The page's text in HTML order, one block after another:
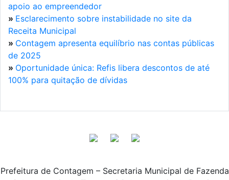
apoio ao empreendedor
» Esclarecimento sobre instabilidade no site da
Receita Municipal
» Contagem apresenta equilíbrio nas contas públicas
de 2025
» Oportunidade única: Refis libera descontos de até
100% para quitação de dívidas
Prefeitura de Contagem – Secretaria Municipal de Fazenda